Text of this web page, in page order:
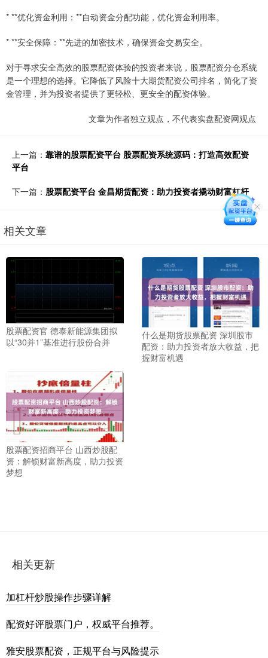
* **优化资金利用：**自动资金分配功能，优化资金利用率。
* **安全保障：**先进的加密技术，确保资金交易安全。
对于寻求安全高效的股票配资体验的投资者来说，股票配资分仓系统
是一个理想的选择。它降低了风险十大期货配资公司排名，简化了资
金管理，并为投资者提供了更轻松、更安全的配资体验。
文章为作者独立观点，不代表实盘配资网观点
上一篇： 靠谱的股票配资平台 股票配资系统源码：打造高效配资
平台
下一篇： 股票配资平台 金昌期货配资：助力投资者撬动财富杠杆
相关文章
股票配资官 德泰新能源集团拟
以“30并1”基准进行股份合并
什么是期货股票配资 深圳股市
配资：助力投资者放大收益，把
握财富机遇
股票配资招商平台 山西炒股配
资：解锁财富新高度，助力投资
梦想
相关更新
加杠杆炒股操作步骤详解
配资好评股票门户，权威平台推荐。
雅安股票配资，正规平台与风险提示